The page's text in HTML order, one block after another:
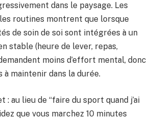
dans le paysage. Les
routines montrent que lorsque
de soin de soi sont intégrées à un
stable (heure de lever, repas,
moins d’effort mental, donc
maintenir dans la durée.
: au lieu de “faire du sport quand j’ai
que vous marchez 10 minutes